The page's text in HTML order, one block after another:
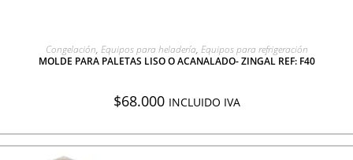
AGREGAR A COTIZACIÓN
Congelación, Equipos para heladería, Equipos para refrigeración
MOLDE PARA PALETAS LISO O ACANALADO- ZINGAL REF: F40
$68.000 INCLUIDO IVA